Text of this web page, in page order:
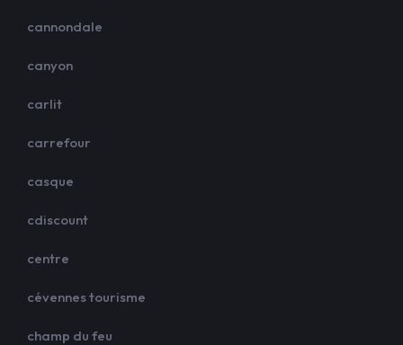
cannondale
canyon
carlit
carrefour
casque
cdiscount
centre
cévennes tourisme
champ du feu